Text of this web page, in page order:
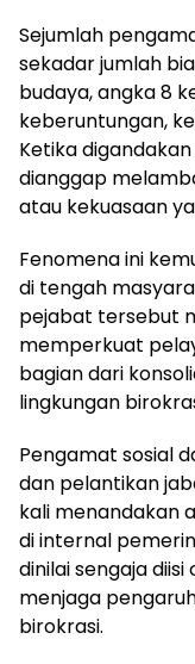
Sejumlah
sekadar jumlah
budaya, angka 8
keberuntungan,
Ketika
dianggap
atau kekuasaan
Fenomena ini
di tengah
pejabat tersebut
memperkuat
bagian dari
lingkungan
Pengamat sosial
dan pelantikan
kali menandakan
di internal
dinilai sengaja
menjaga
birokrasi.